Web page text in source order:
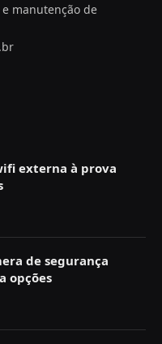
manutenção de
externa à prova
de segurança
opções